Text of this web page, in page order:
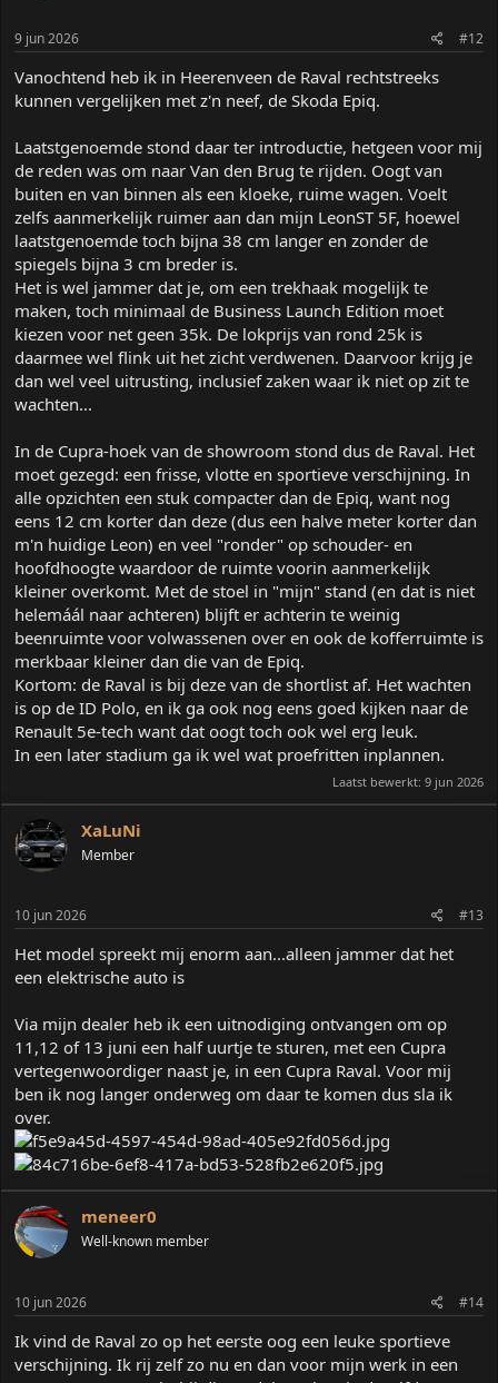
9 jun 2026 #12
Vanochtend heb ik in Heerenveen de Raval rechtstreeks
kunnen vergelijken met z'n neef, de Skoda Epiq.
Laatstgenoemde stond daar ter introductie, hetgeen voor mij
de reden was om naar Van den Brug te rijden. Oogt van
buiten en van binnen als een kloeke, ruime wagen. Voelt
zelfs aanmerkelijk ruimer aan dan mijn LeonST 5F, hoewel
laatstgenoemde toch bijna 38 cm langer en zonder de
spiegels bijna 3 cm breder is.
Het is wel jammer dat je, om een trekhaak mogelijk te
maken, toch minimaal de Business Launch Edition moet
kiezen voor net geen 35k. De lokprijs van rond 25k is
daarmee wel flink uit het zicht verdwenen. Daarvoor krijg je
dan wel veel uitrusting, inclusief zaken waar ik niet op zit te
wachten...
In de Cupra-hoek van de showroom stond dus de Raval. Het
moet gezegd: een frisse, vlotte en sportieve verschijning. In
alle opzichten een stuk compacter dan de Epiq, want nog
eens 12 cm korter dan deze (dus een halve meter korter dan
m'n huidige Leon) en veel "ronder" op schouder- en
hoofdhoogte waardoor de ruimte voorin aanmerkelijk
kleiner overkomt. Met de stoel in "mijn" stand (en dat is niet
helemáál naar achteren) blijft er achterin te weinig
beenruimte voor volwassenen over en ook de kofferruimte is
merkbaar kleiner dan die van de Epiq.
Kortom: de Raval is bij deze van de shortlist af. Het wachten
is op de ID Polo, en ik ga ook nog eens goed kijken naar de
Renault 5e-tech want dat oogt toch ook wel erg leuk.
In een later stadium ga ik wel wat proefritten inplannen.
Laatst bewerkt: 9 jun 2026
XaLuNi
Member
10 jun 2026 #13
Het model spreekt mij enorm aan...alleen jammer dat het
een elektrische auto is
Via mijn dealer heb ik een uitnodiging ontvangen om op
11,12 of 13 juni een half uurtje te sturen, met een Cupra
vertegenwoordiger naast je, in een Cupra Raval. Voor mij
ben ik nog langer onderweg om daar te komen dus sla ik
over.
meneer0
Well-known member
10 jun 2026 #14
Ik vind de Raval zo op het eerste oog een leuke sportieve
verschijning. Ik rij zelf zo nu en dan voor mijn werk in een